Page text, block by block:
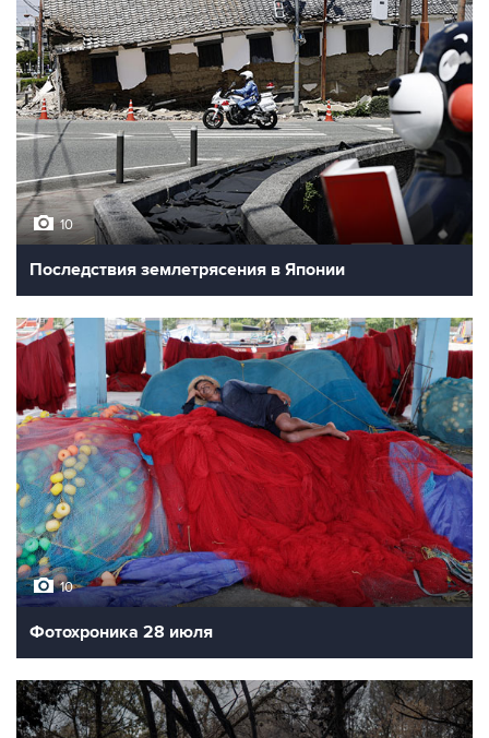
10
Последствия землетрясения в Японии
10
Фотохроника 28 июля